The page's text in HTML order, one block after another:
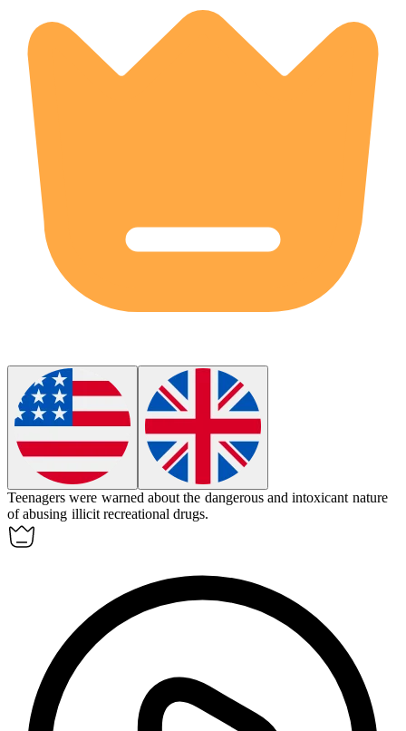
Teenagers were warned about the dangerous andintoxicant nature
of abusing illicit recreational drugs.